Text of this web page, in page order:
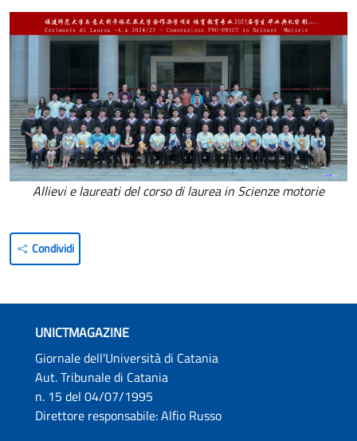
Allievi e laureati del corso di laurea in Scienze motorie
Condividi
UNICTMAGAZINE
Giornale dell'Università di Catania
Aut. Tribunale di Catania
n. 15 del 04/07/1995
Direttore responsabile: Alfio Russo